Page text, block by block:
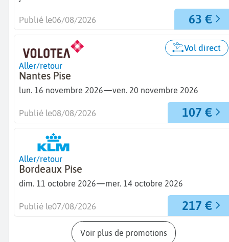
63 €
Publié le06/08/2026
Aller/retour
Nantes Pise
lun. 16 novembre 2026—ven. 20 novembre 2026
Vol direct
107 €
Publié le08/08/2026
Aller/retour
Bordeaux Pise
dim. 11 octobre 2026—mer. 14 octobre 2026
217 €
Publié le07/08/2026
Voir plus de promotions